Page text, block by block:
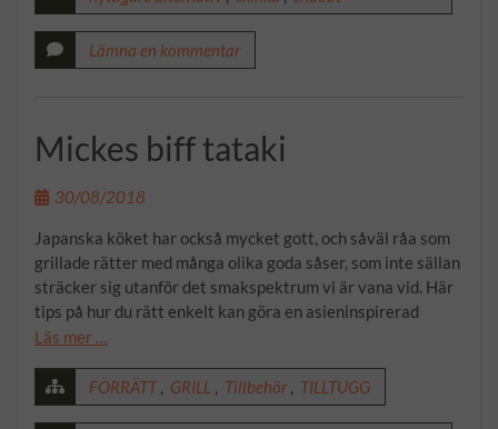
Lämna en kommentar
Mickes biff tataki
30/08/2018
Japanska köket har också mycket gott, och såväl råa som
grillade rätter med många olika goda såser, som inte sällan
sträcker sig utanför det smakspektrum vi är vana vid. Här
tips på hur du rätt enkelt kan göra en asieninspirerad
Läs mer …
FÖRRÄTT GRILL Tillbehör TILLTUGG